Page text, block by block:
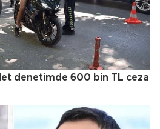
denetimde 600 bin TL ceza